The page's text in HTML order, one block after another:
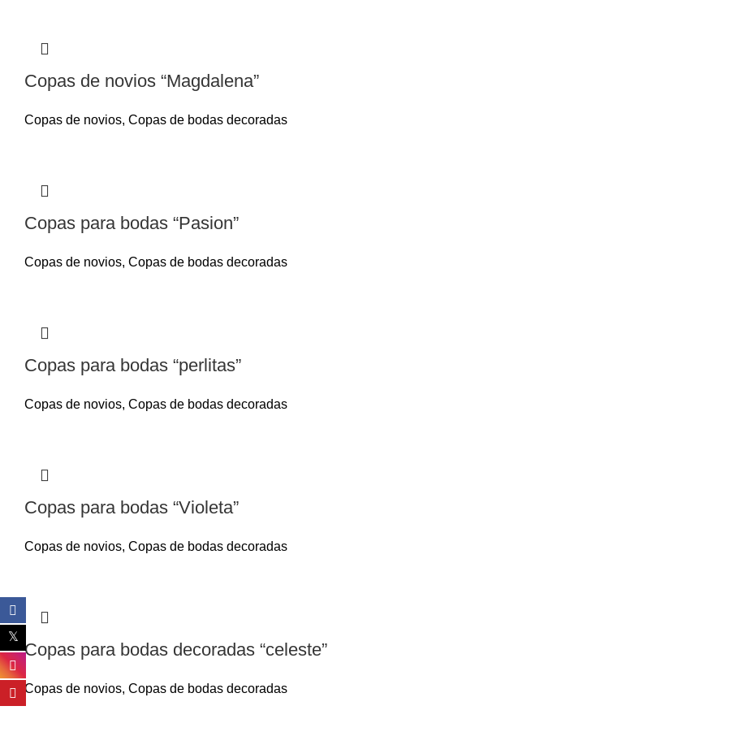
Copas de novios “Magdalena”
Copas de novios, Copas de bodas decoradas
Copas para bodas “Pasion”
Copas de novios, Copas de bodas decoradas
Copas para bodas “perlitas”
Copas de novios, Copas de bodas decoradas
Copas para bodas “Violeta”
Copas de novios, Copas de bodas decoradas
Copas para bodas decoradas “celeste”
Copas de novios, Copas de bodas decoradas